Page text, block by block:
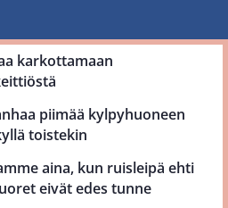
karkottamaan
piimää kylpyhuoneen
toistekin
aina, kun ruisleipä ehti
eivät edes tunne